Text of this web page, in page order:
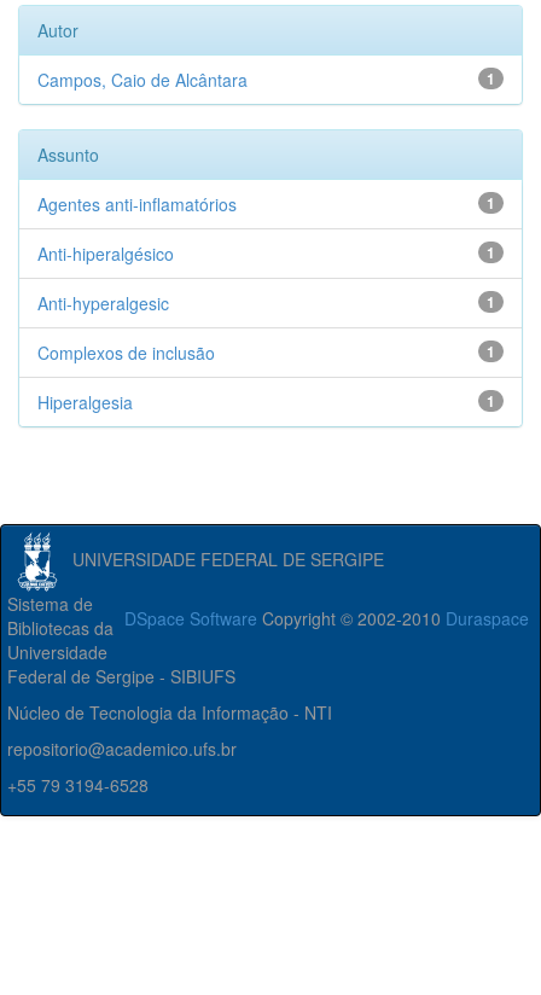
Autor
1
Campos, Caio de Alcântara
Assunto
1
Agentes anti-inflamatórios
1
Anti-hiperalgésico
1
Anti-hyperalgesic
1
Complexos de inclusão
1
Hiperalgesia
UNIVERSIDADE FEDERAL DE SERGIPE
DSpace Software Copyright © 2002-2010 Duraspace
Sistema de
Bibliotecas da
Universidade
Federal de Sergipe - SIBIUFS
Núcleo de Tecnologia da Informação - NTI
repositorio@academico.ufs.br
+55 79 3194-6528